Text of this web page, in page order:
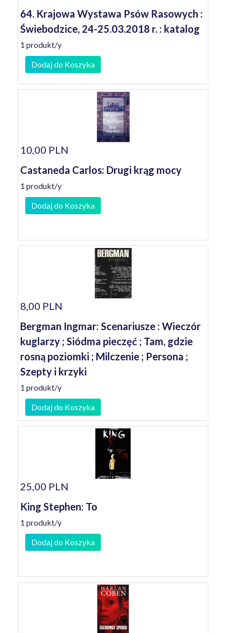
64. Krajowa Wystawa Psów Rasowych :
Świebodzice, 24-25.03.2018 r. : katalog
1 produkt/y
Dodaj do Koszyka
10,00 PLN
Castaneda Carlos: Drugi krąg mocy
1 produkt/y
Dodaj do Koszyka
8,00 PLN
Bergman Ingmar: Scenariusze : Wieczór
kuglarzy ; Siódma pieczęć ; Tam, gdzie
rosną poziomki ; Milczenie ; Persona ;
Szepty i krzyki
1 produkt/y
Dodaj do Koszyka
25,00 PLN
King Stephen: To
1 produkt/y
Dodaj do Koszyka